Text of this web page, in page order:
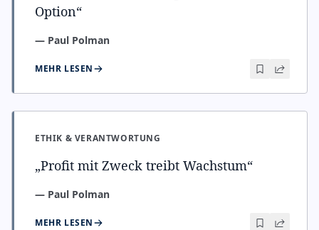
Option“
— Paul Polman
MEHR LESEN
ETHIK & VERANTWORTUNG
„Profit mit Zweck treibt Wachstum“
— Paul Polman
MEHR LESEN